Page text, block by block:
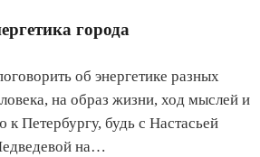
города
об энергетике разных
на образ жизни, ход мыслей и
Петербургу, будь с Настасьей
на…